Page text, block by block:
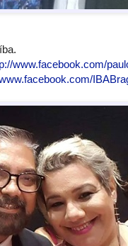
www.facebook.com/